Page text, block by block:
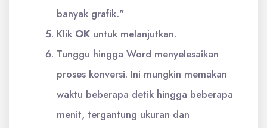
banyak grafik."
Klik OK untuk melanjutkan.
Tunggu hingga Word menyelesaikan
proses konversi. Ini mungkin memakan
waktu beberapa detik hingga beberapa
menit, tergantung ukuran dan